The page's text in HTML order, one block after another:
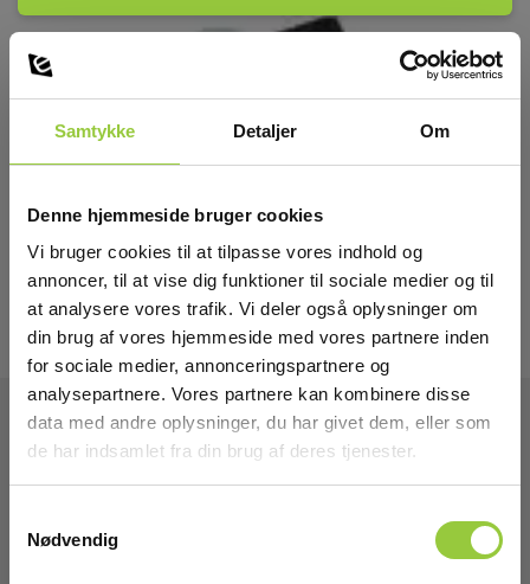
Samtykke Detaljer Om
Denne hjemmeside bruger cookies
Vi bruger cookies til at tilpasse vores indhold og
annoncer, til at vise dig funktioner til sociale medier og til
at analysere vores trafik. Vi deler også oplysninger om
din brug af vores hjemmeside med vores partnere inden
for sociale medier, annonceringspartnere og
analysepartnere. Vores partnere kan kombinere disse
data med andre oplysninger, du har givet dem, eller som
de har indsamlet fra din brug af deres tjenester.
Nødvendig
Tekniske Data